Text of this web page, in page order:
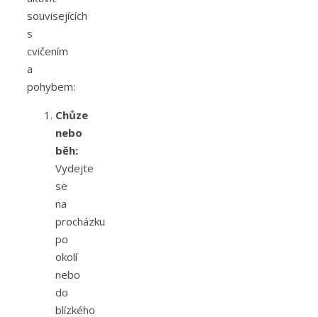
souvisejících
s
cvičením
a
pohybem:
Chůze
nebo
běh:
Vydejte
se
na
procházku
po
okolí
nebo
do
blízkého